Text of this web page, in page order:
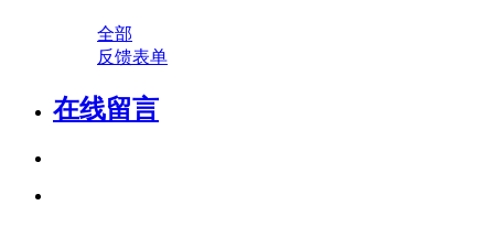
全部
反馈表单
在线留言